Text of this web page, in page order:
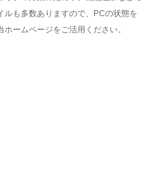
ルも多数ありますので、PCの状態を
ームページをご活用ください。